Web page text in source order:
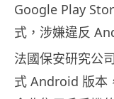
Google Play
式，涉嫌違反
法國保安研究公
式 Android 版本